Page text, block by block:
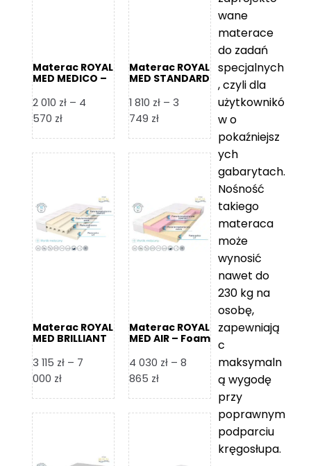
Materac ROYAL
MED MEDICO –
2 010 zł – 4
570 złZakres
od
4
570 zł
Materac ROYAL
MED STANDARD
1 810 zł – 3
749 złZakres
od
3
749 zł
Materac ROYAL
MED BRILLIANT
3 115 zł – 7
000 złZakres
od
Materac ROYAL
MED AIR – Foam
4 030 zł – 8
865 złZakres
od
wane
materace
do zadań
specjalnych
, czyli dla
użytkownikó
w o
pokaźniejsz
ych
gabarytach.
Nośność
takiego
materaca
może
wynosić
nawet do
230 kg na
osobę,
zapewniają
c
maksymaln
ą wygodę
przy
poprawnym
podparciu
kręgosłupa.